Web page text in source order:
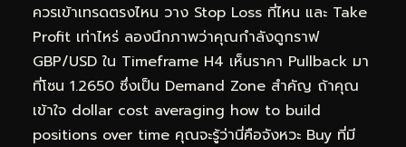
ควรเข้าเทรดตรงไหน วาง Stop Loss ที่ไหน และ Take
Profit เท่าไหร่ ลองนึกภาพว่าคุณกำลังดูกราฟ
GBP/USD ใน Timeframe H4 เห็นราคา Pullback มา
ที่โซน 1.2650 ซึ่งเป็น Demand Zone สำคัญ ถ้าคุณ
เข้าใจ dollar cost averaging how to build
positions over time คุณจะรู้ว่านี่คือจังหวะ Buy ที่มี